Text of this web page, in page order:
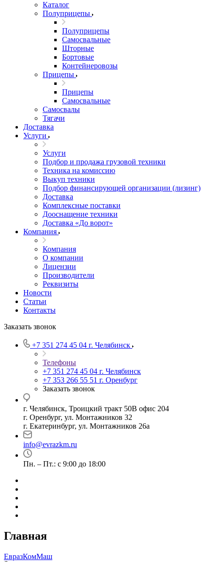
Каталог
Полуприцепы
Полуприцепы
Самосвальные
Шторные
Бортовые
Контейнеровозы
Прицепы
Прицепы
Самосвальные
Самосвалы
Тягачи
Доставка
Услуги
Услуги
Подбор и продажа грузовой техники
Техника на комиссию
Выкуп техники
Подбор финансирующей организации (лизинг)
Доставка
Комплексные поставки
Дооснащение техники
Доставка «До ворот»
Компания
Компания
О компании
Лицензии
Производители
Реквизиты
Новости
Статьи
Контакты
Заказать звонок
+7 351 274 45 04 г. Челябинск
Телефоны
+7 351 274 45 04 г. Челябинск
+7 353 266 55 51 г. Оренбург
Заказать звонок
г. Челябинск, Троицкий тракт 50В офис 204
г. Оренбург, ул. Монтажников 32
г. Екатеринбург, ул. Монтажников 26а
info@evrazkm.ru
Пн. – Пт.: с 9:00 до 18:00
Главная
ЕвразКомМаш